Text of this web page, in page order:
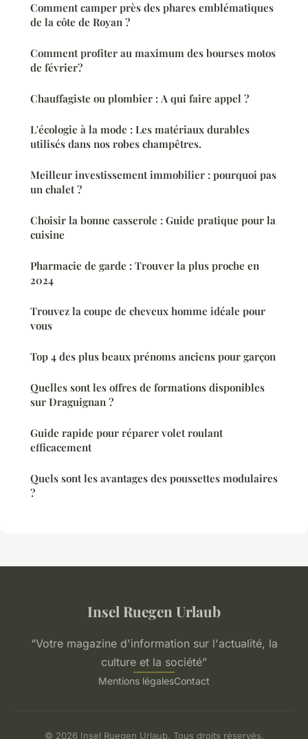
Comment camper près des phares emblématiques
de la côte de Royan ?
Comment profiter au maximum des bourses motos
de février?
Chauffagiste ou plombier : A qui faire appel ?
L'écologie à la mode : Les matériaux durables
utilisés dans nos robes champêtres.
Meilleur investissement immobilier : pourquoi pas
un chalet ?
Choisir la bonne casserole : Guide pratique pour la
cuisine
Pharmacie de garde : Trouver la plus proche en
2024
Trouvez la coupe de cheveux homme idéale pour
vous
Top 4 des plus beaux prénoms anciens pour garçon
Quelles sont les offres de formations disponibles
sur Draguignan ?
Guide rapide pour réparer volet roulant
efficacement
Quels sont les avantages des poussettes modulaires
?
Insel Ruegen Urlaub
“Votre magazine d'information sur l'actualité, la
culture et la société”
Mentions légalesContact
© 2026 Insel Ruegen Urlaub. Tous droits réservés.